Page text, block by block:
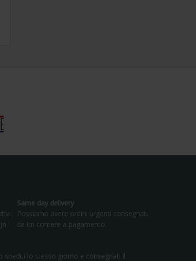
Same day delivery
Possiamo avere ordini urgenti consegnati
da un corriere a pagamento.
spediti lo stesso giorno e consegnati il